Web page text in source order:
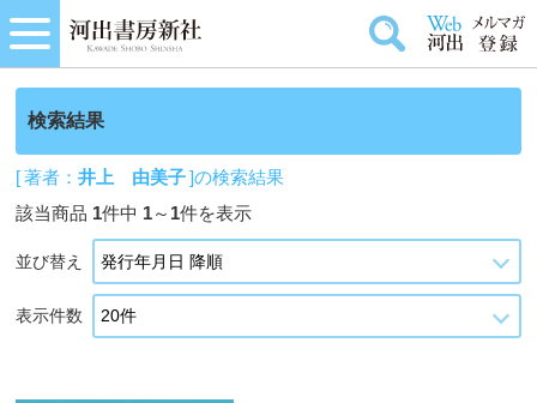
検索結果
[ 著者：井上 由美子]の検索結果
該当商品 1件中 1～ 1件を表示
並び替え
表示件数